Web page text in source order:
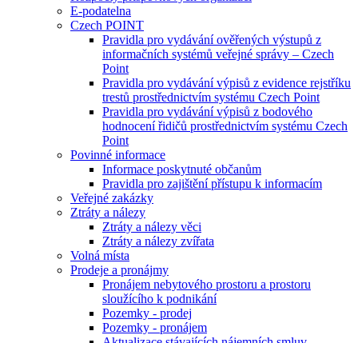
E-podatelna
Czech POINT
Pravidla pro vydávání ověřených výstupů z
informačních systémů veřejné správy – Czech
Point
Pravidla pro vydávání výpisů z evidence rejstříku
trestů prostřednictvím systému Czech Point
Pravidla pro vydávání výpisů z bodového
hodnocení řidičů prostřednictvím systému Czech
Point
Povinné informace
Informace poskytnuté občanům
Pravidla pro zajištění přístupu k informacím
Veřejné zakázky
Ztráty a nálezy
Ztráty a nálezy věci
Ztráty a nálezy zvířata
Volná místa
Prodeje a pronájmy
Pronájem nebytového prostoru a prostoru
sloužícího k podnikání
Pozemky - prodej
Pozemky - pronájem